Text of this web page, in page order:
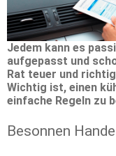
Jedem kann es
aufgepasst und
Rat teuer und
Wichtig ist, einen
einfache Regeln zu
Besonnen